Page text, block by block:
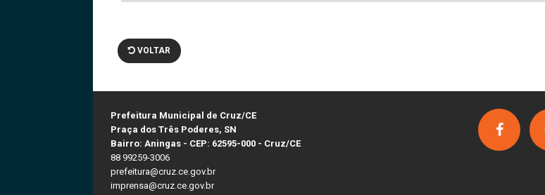
VOLTAR
Prefeitura Municipal de Cruz/CE
Praça dos Três Poderes, SN
Bairro: Aningas - CEP: 62595-000 - Cruz/CE
88 99259-3006
prefeitura@cruz.ce.gov.br
imprensa@cruz.ce.gov.br